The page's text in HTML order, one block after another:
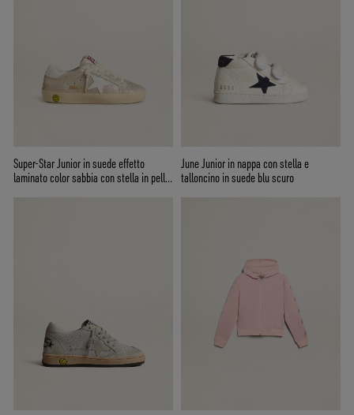
Super-Star Junior in suede effetto
laminato color sabbia con stella in pelle
June Junior in nappa con stella e
talloncino in suede blu scuro